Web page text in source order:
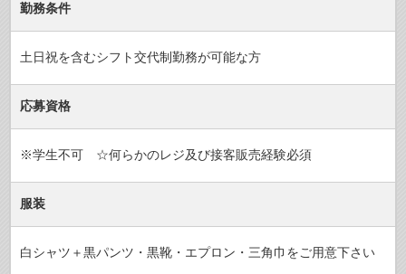
勤務条件
土日祝を含むシフト交代制勤務が可能な方
応募資格
※学生不可 ☆何らかのレジ及び接客販売経験必須
服装
白シャツ＋黒パンツ・黒靴・エプロン・三角巾をご用意下さい